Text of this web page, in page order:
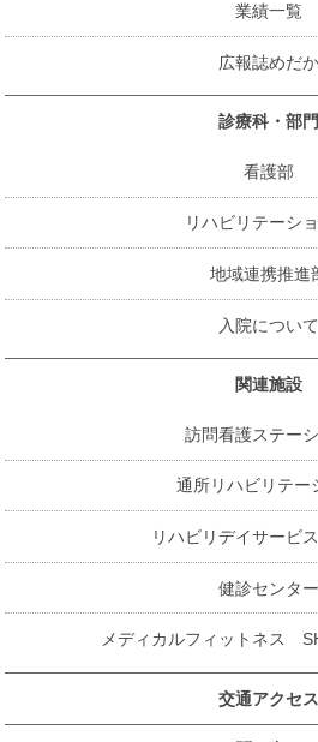
業績一覧
広報誌めだか
診療科・部門
看護部
リハビリテーシ
地域連携推進
入院について
関連施設
訪問看護ステー
通所リハビリテー
リハビリデイサービ
健診センター
メディカルフィットネス
交通アクセス